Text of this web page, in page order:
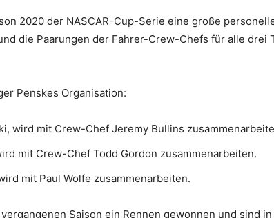
2020 der NASCAR-Cup-Serie eine große
die Paarungen der Fahrer-Crew-Chefs für alle drei
Penskes Organisation:
wird mit Crew-Chef Jeremy Bullins
mit Crew-Chef Todd Gordon zusammenarbeiten.
mit Paul Wolfe zusammenarbeiten.
Saison ein Rennen gewonnen und sind